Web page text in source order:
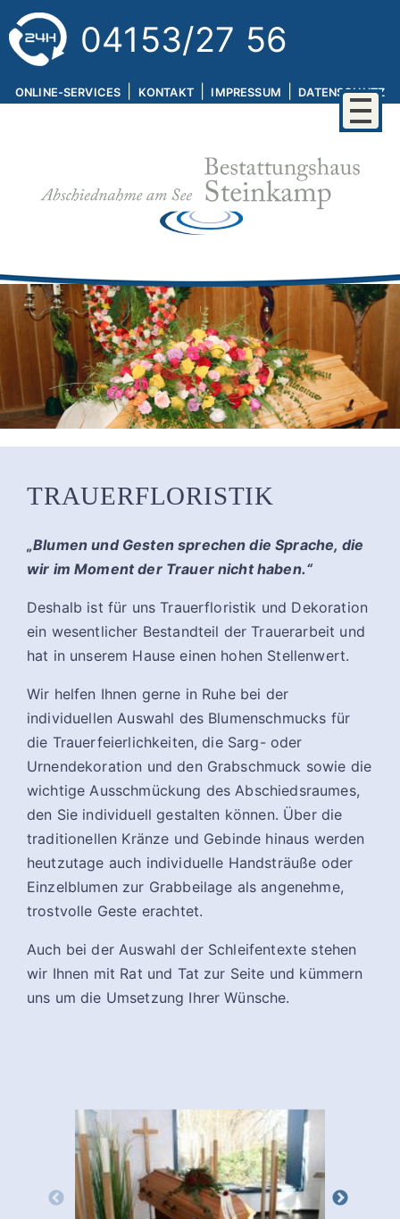
04153/27 56
ONLINE-SERVICES KONTAKT IMPRESSUM DATENSCHUTZ
TRAUERFLORISTIK
„Blumen und Gesten sprechen die Sprache, die
wir im Moment der Trauer nicht haben.“
Deshalb ist für uns Trauerfloristik und Dekoration
ein wesentlicher Bestandteil der Trauerarbeit und
hat in unserem Hause einen hohen Stellenwert.
Wir helfen Ihnen gerne in Ruhe bei der
individuellen Auswahl des Blumenschmucks für
die Trauerfeierlichkeiten, die Sarg- oder
Urnendekoration und den Grabschmuck sowie die
wichtige Ausschmückung des Abschiedsraumes,
den Sie individuell gestalten können. Über die
traditionellen Kränze und Gebinde hinaus werden
heutzutage auch individuelle Handsträuße oder
Einzelblumen zur Grabbeilage als angenehme,
trostvolle Geste erachtet.
Auch bei der Auswahl der Schleifentexte stehen
wir Ihnen mit Rat und Tat zur Seite und kümmern
uns um die Umsetzung Ihrer Wünsche.